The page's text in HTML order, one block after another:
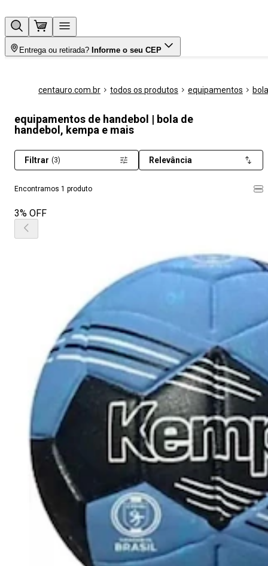
Entrega ou retirada? Informe o seu CEP
centauro.com.br todos os produtos equipamentos
equipamentos de handebol | bola de
handebol, kempa e mais
Encontramos 1 produto
Filtrar (3) Relevância
3% OFF